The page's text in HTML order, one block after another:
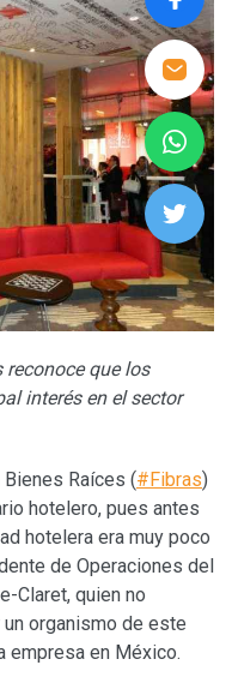
reconoce que los
interés en el sector
Raíces (#Fibras)
hotelero, pues antes
hotelera era muy poco
de Operaciones del
Claret, quien no
organismo de este
empresa en México.